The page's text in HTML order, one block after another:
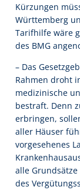
Kürzungen
Württemberg
Tarifhilfe wäre
des BMG
– Das
Rahmen droht
medizinische
bestraft. Denn
erbringen,
aller Häuser
vorgesehenes
alle
des